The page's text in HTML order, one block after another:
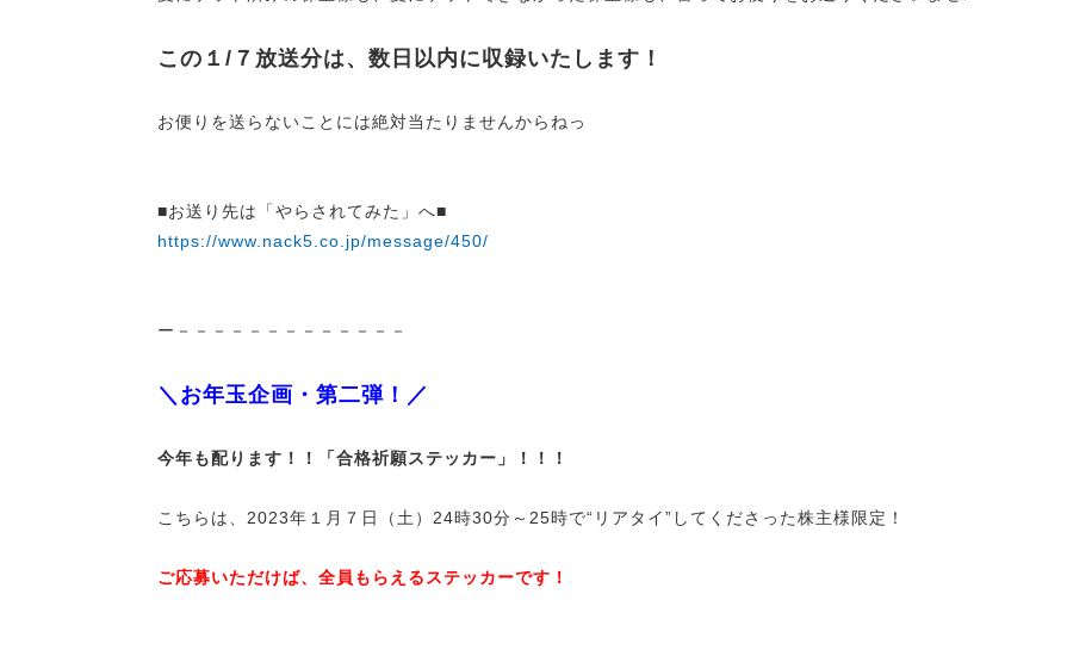
この１/７放送分は、 数日以内に収録いたします！
お便りを送らないことには絶対当たりませんからねっ
■お送り先は「やらされてみた」へ■
https://www.nack5.co.jp/message/450/
ー－－－－－－－－－－－－－
＼お年玉企画・第二弾！／
今年も配ります！！「合格祈願ステッカー」！！！
こちらは、2023年１月７日（土）24時30分～25時で“リアタイ”してくださった株主様限定！
ご応募いただけば、全員もらえるステッカーです！